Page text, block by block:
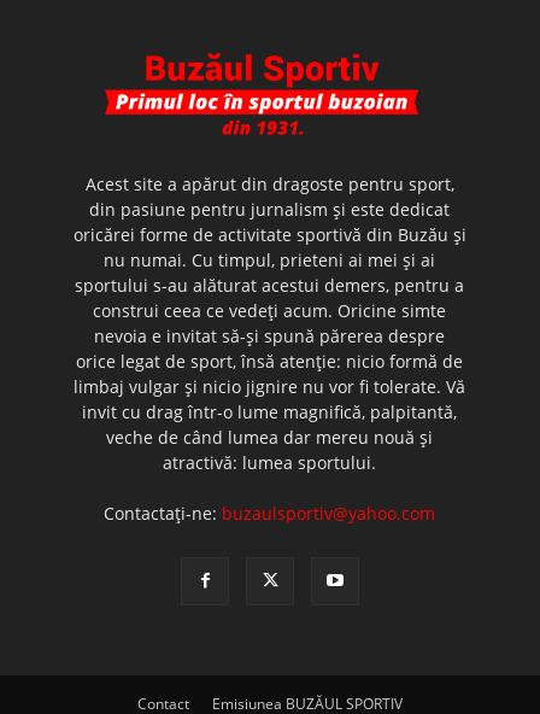
Acest site a apărut din dragoste pentru sport,
din pasiune pentru jurnalism şi este dedicat
oricărei forme de activitate sportivă din Buzău şi
nu numai. Cu timpul, prieteni ai mei şi ai
sportului s-au alăturat acestui demers, pentru a
construi ceea ce vedeţi acum. Oricine simte
nevoia e invitat să-şi spună părerea despre
orice legat de sport, însă atenţie: nicio formă de
limbaj vulgar şi nicio jignire nu vor fi tolerate. Vă
invit cu drag într-o lume magnifică, palpitantă,
veche de când lumea dar mereu nouă şi
atractivă: lumea sportului.
Contactați-ne: buzaulsportiv@yahoo.com
Contact Emisiunea BUZĂUL SPORTIV